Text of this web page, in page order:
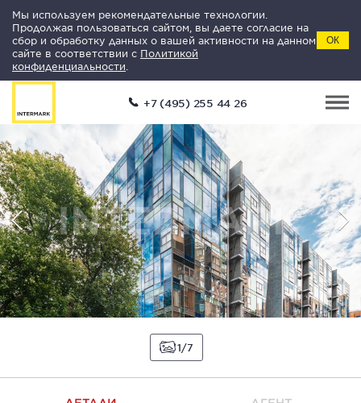
Мы используем рекомендательные технологии.
Продолжая пользоваться сайтом, вы даете согласие на
сбор и обработку данных о вашей активности на данном
сайте в соответствии с Политикой
конфиденциальности
ОК
+7 (495) 255 44 26
1 7